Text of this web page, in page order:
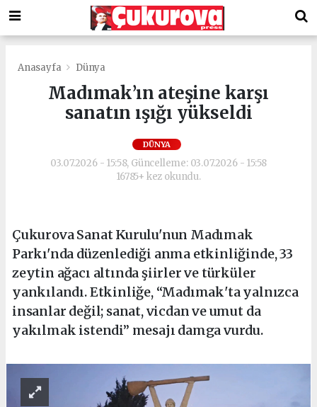
Anasayfa Dünya
Madımak’ın ateşine karşı
sanatın ışığı yükseldi
DÜNYA
03.07.2026 - 15:58, Güncelleme: 03.07.2026 - 15:58
16785+ kez okundu.
Çukurova Sanat Kurulu'nun Madımak
Parkı'nda düzenlediği anma etkinliğinde, 33
zeytin ağacı altında şiirler ve türküler
yankılandı. Etkinliğe, “Madımak'ta yalnızca
insanlar değil; sanat, vicdan ve umut da
yakılmak istendi” mesajı damga vurdu.